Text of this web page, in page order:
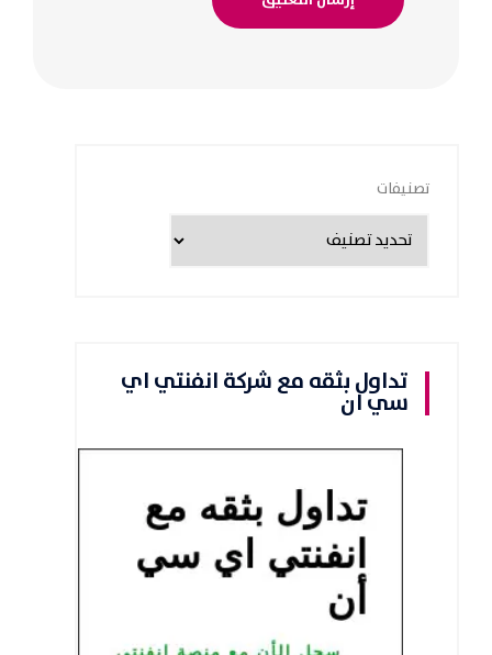
تصنيفات
تداول بثقه مع شركة انفنتي اي
سي ان